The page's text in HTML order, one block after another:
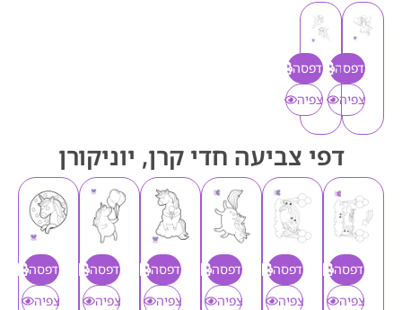
הדפסה
צפיה
הדפסה
צפיה
דפי צביעה חדי קרן, יוניקורן
הדפסה
צפיה
הדפסה
צפיה
הדפסה
צפיה
הדפסה
צפיה
הדפסה
צפיה
הדפסה
צפיה